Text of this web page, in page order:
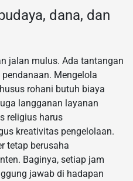
dana, dan
jalan mulus. Ada tantangan
Mengelola
rohani butuh biaya
langganan layanan
religius harus
kreativitas pengelolaan.
tetap berusaha
Baginya, setiap jam
jawab di hadapan